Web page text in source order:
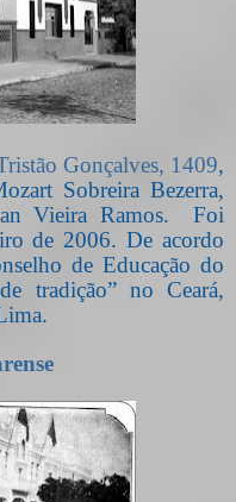
Gonçalves, 1409,
Sobreira Bezerra,
Vieira Ramos.
Foi
de 2006. De acordo
de Educação do
tradição” no Ceará,